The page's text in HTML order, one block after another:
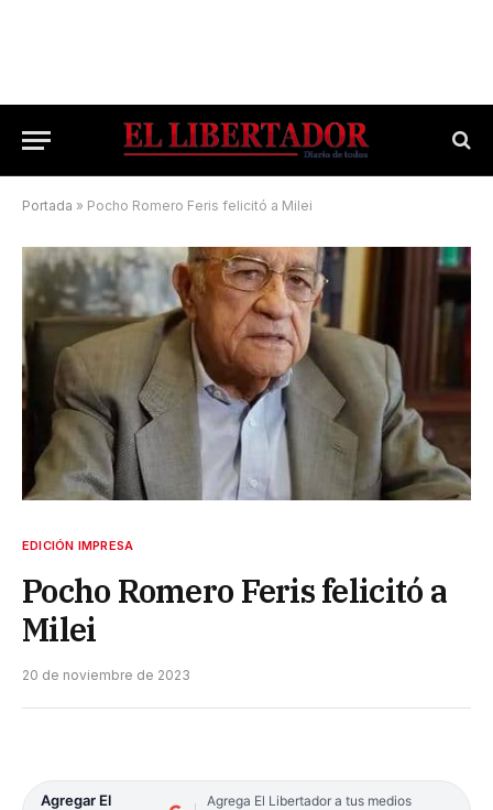
Portada » Pocho Romero Feris felicitó a Milei
EDICIÓN IMPRESA
Pocho Romero Feris felicitó a
Milei
20 de noviembre de 2023
Agregar El
Agrega El Libertador a tus medios